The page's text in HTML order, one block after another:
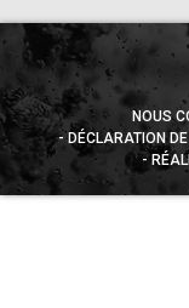
NOUS
DÉCLARATION